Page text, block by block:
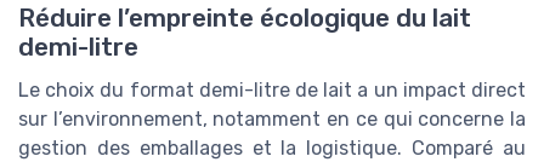
Réduire l’empreinte écologique du lait
demi-litre
Le choix du format demi-litre de lait a un impact direct
sur l’environnement, notamment en ce qui concerne la
gestion des emballages et la logistique. Comparé au